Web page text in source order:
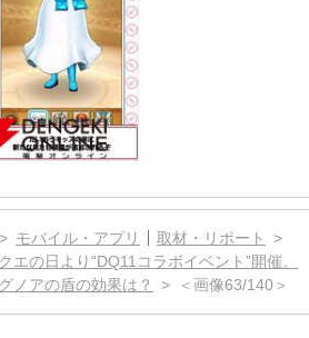
モバイル・アプリ
取材・リポート
エの日より“DQ11コラボイベント”開催。
ノアの盾の効果は？
＜画像63/140＞